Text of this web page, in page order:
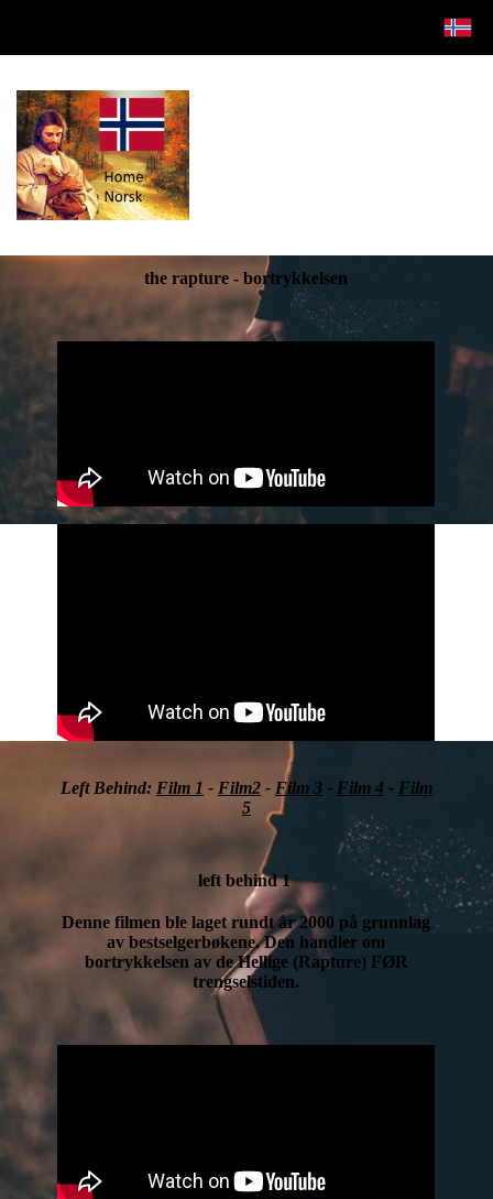
the rapture - bortrykkelsen
Left Behind: Film 1 - Film2- Film 3- Film 4 - Film
5
left behind 1
Denne filmen ble laget rundt år 2000 på grunnlag
av bestselgerbøkene. Den handler om
bortrykkelsen av de Hellige (Rapture) FØR
trengselstiden.